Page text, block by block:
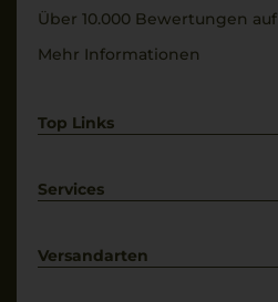
Alkoholgehalt
Über 10.000 Bewertungen auf
Mehr Informationen
Top Links
Weißwein
Services
Kontakt
Versandarten